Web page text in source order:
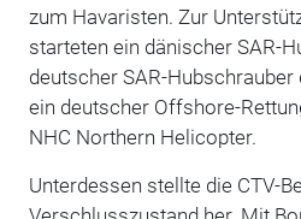
zum Havaristen. Zur
starteten ein dänischer SAR-
deutscher SAR-
ein deutscher Offshore-
NHC Northern Helicopter.
Unterdessen stellte die CTV-